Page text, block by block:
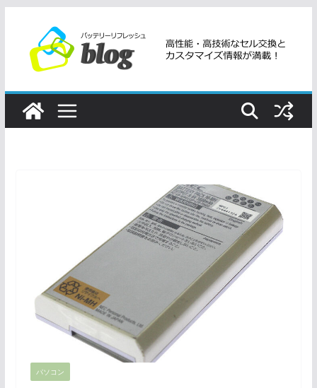
ツ
パソコン